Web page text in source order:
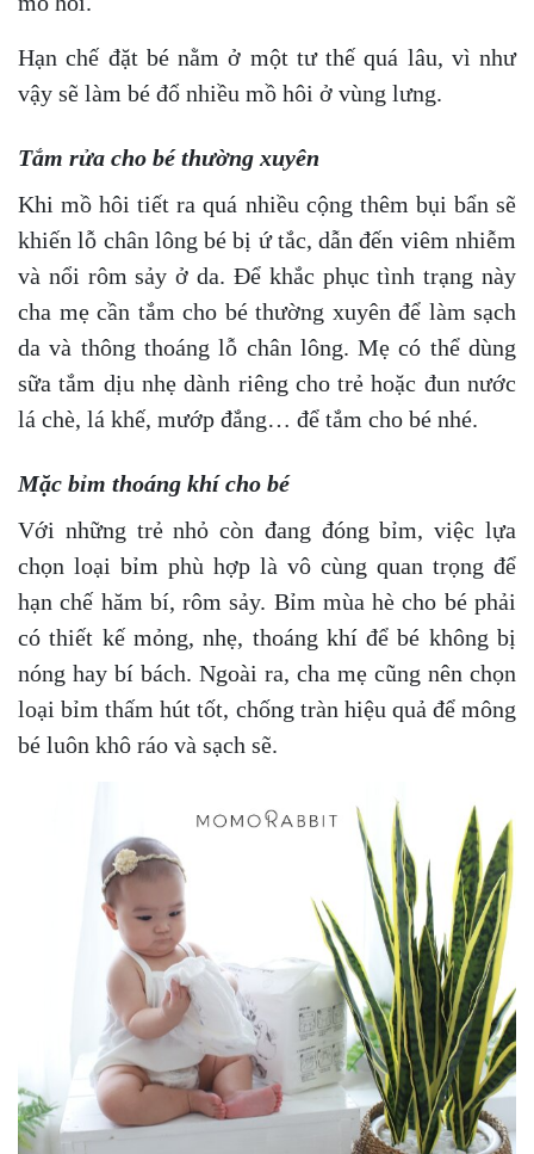
Hạn chế đặt bé nằm ở một tư thế quá lâu, vì như
vậy sẽ làm bé đổ nhiều mồ hôi ở vùng lưng.
Tắm rửa cho bé thường xuyên
Khi mồ hôi tiết ra quá nhiều cộng thêm bụi bẩn sẽ
khiến lỗ chân lông bé bị ứ tắc, dẫn đến viêm nhiễm
và nổi rôm sảy ở da. Để khắc phục tình trạng này
cha mẹ cần tắm cho bé thường xuyên để làm sạch
da và thông thoáng lỗ chân lông. Mẹ có thể dùng
sữa tắm dịu nhẹ dành riêng cho trẻ hoặc đun nước
lá chè, lá khế, mướp đắng… để tắm cho bé nhé.
Mặc bỉm thoáng khí cho bé
Với những trẻ nhỏ còn đang đóng bỉm, việc lựa
chọn loại bỉm phù hợp là vô cùng quan trọng để
hạn chế hăm bí, rôm sảy. Bỉm mùa hè cho bé phải
có thiết kế mỏng, nhẹ, thoáng khí để bé không bị
nóng hay bí bách. Ngoài ra, cha mẹ cũng nên chọn
loại bỉm thấm hút tốt, chống tràn hiệu quả để mông
bé luôn khô ráo và sạch sẽ.